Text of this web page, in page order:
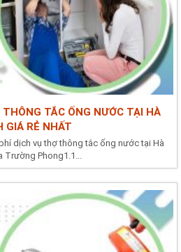
TẮC ỐNG NƯỚC TẠI HÀ
GIÁ RẺ NHẤT
dịch vụ thợ thông tắc ống nước tại Hà
Trường Phong1.1...